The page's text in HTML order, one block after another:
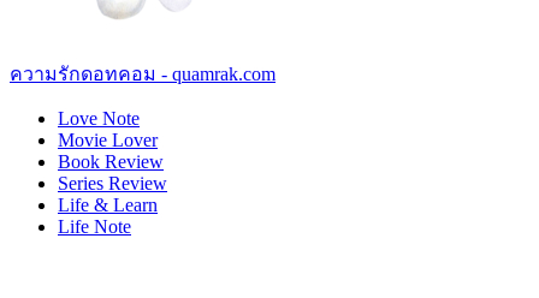
ความรักดอทคอม - quamrak.com
Love Note
Movie Lover
Book Review
Series Review
Life & Learn
Life Note